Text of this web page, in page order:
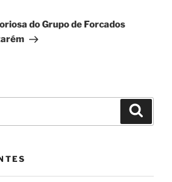
do Grupo de Forcados